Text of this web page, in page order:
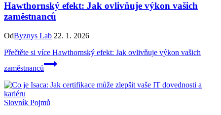
Hawthornský efekt: Jak ovlivňuje výkon vašich
zaměstnanců
OdByznys Lab 22. 1. 2026
Přečtěte si více Hawthornský efekt: Jak ovlivňuje výkon vašich
zaměstnanců
Slovník Pojmů